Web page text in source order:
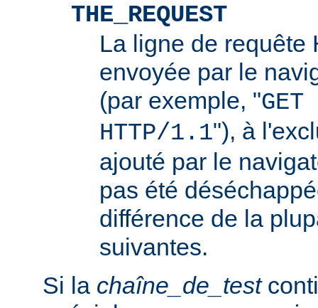
THE_REQUEST
La ligne de requête
envoyée par le
(par exemple, "
HTTP/1.1"), à
ajouté par le
pas été
différence de la
suivantes.
Si la chaîne_de_test